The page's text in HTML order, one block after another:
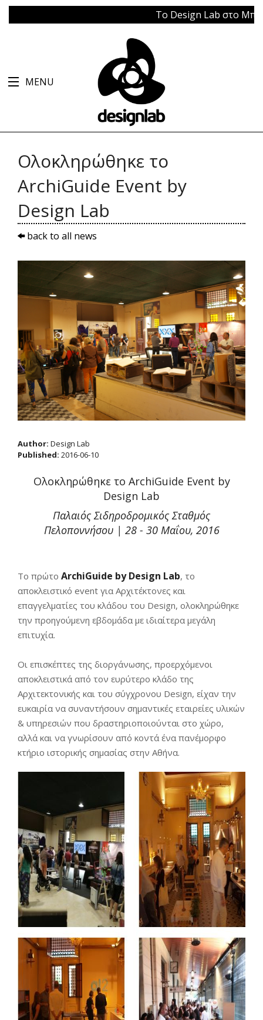
Το Design Lab στο
MENU
Ολοκληρώθηκε το
ArchiGuide Event by
Design Lab
back to all news
Author: Design Lab
Published: 2016-06-10
Ολοκληρώθηκε το ArchiGuide Event by
Design Lab
Παλαιός Σιδηροδρομικός Σταθμός
Πελοποννήσου | 28 - 30 Μαΐου, 2016
Το πρώτο ArchiGuide by Design Lab, το
αποκλειστικό event για Αρχιτέκτονες και
επαγγελματίες του κλάδου του Design, ολοκληρώθηκε
την προηγούμενη εβδομάδα με ιδιαίτερα μεγάλη
επιτυχία.
Οι επισκέπτες της διοργάνωσης, προερχόμενοι
αποκλειστικά από τον ευρύτερο κλάδο της
Αρχιτεκτονικής και του σύγχρονου Design, είχαν την
ευκαιρία να συναντήσουν σημαντικές εταιρείες υλικών
& υπηρεσιών που δραστηριοποιούνται στο χώρο,
αλλά και να γνωρίσουν από κοντά ένα πανέμορφο
κτήριο ιστορικής σημασίας στην Αθήνα.